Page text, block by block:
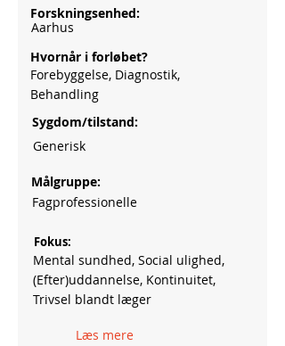
Forskningsenhed:
Aarhus
Hvornår i forløbet?
Forebyggelse, Diagnostik,
Behandling
Sygdom/tilstand:
Generisk
Målgruppe:
Fagprofessionelle
Fokus:
Mental sundhed, Social ulighed,
(Efter)uddannelse, Kontinuitet,
Trivsel blandt læger
Læs mere